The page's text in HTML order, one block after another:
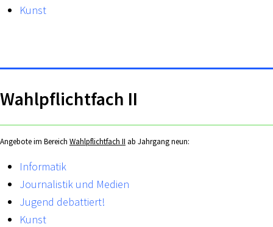
Kunst
Wahlpflichtfach II
Angebote im Bereich Wahlpflichtfach II ab Jahrgang neun:
Informatik
Journalistik und Medien
Jugend debattiert!
Kunst